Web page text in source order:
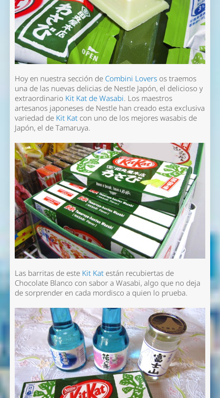
Hoy en nuestra sección de Combini Loversos traemos
una de las nuevas delicias de Nestle Japón, el delicioso y
extraordinario Kit Kat de Wasabi. Los maestros
artesanos japoneses de Nestle han creado esta exclusiva
variedad de Kit Kat con uno de los mejores wasabis de
Japón, el de Tamaruya.
Las barritas de este Kit Kat están recubiertas de
Chocolate Blanco con sabor a Wasabi, algo que no deja
de sorprender en cada mordisco a quien lo prueba.